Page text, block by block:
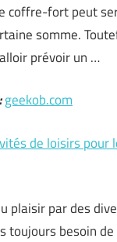
coffre-fort peut
somme.
prévoir un …
geekob.com
de loisirs pour
plaisir par des
toujours besoin